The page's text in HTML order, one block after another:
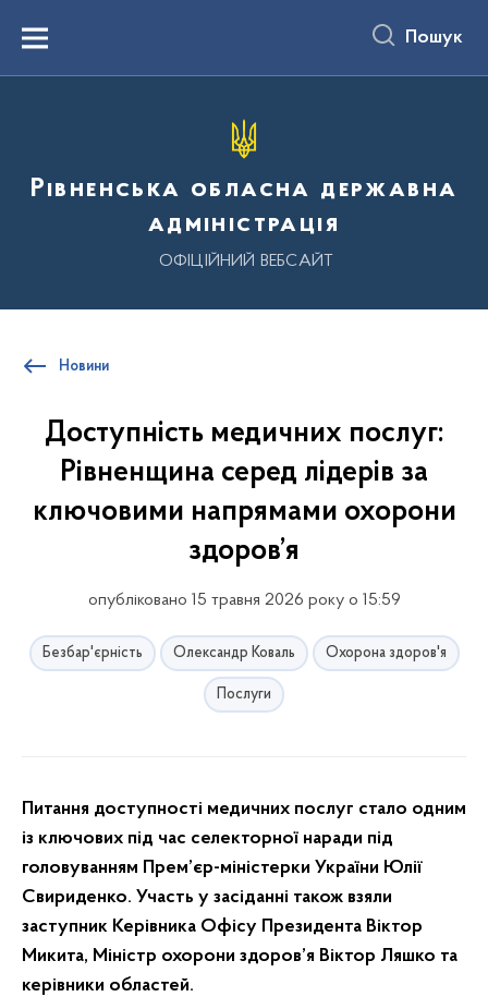
вмістуMenu Пошук
Рівненська обласна державна
адміністрація
ОФІЦІЙНИЙ ВЕБСАЙТ
Новини
Доступність медичних послуг:
Рівненщина серед лідерів за
ключовими напрямами охорони
здоров’я
опубліковано 15 травня 2026 року о 15:59
Безбар'єрність Олександр Коваль Охорона здоров'я
Послуги
Питання доступності медичних послуг стало одним
із ключових під час селекторної наради під
головуванням Прем’єр-міністерки України Юлії
Свириденко. Участь у засіданні також взяли
заступник Керівника Офісу Президента Віктор
Микита, Міністр охорони здоров’я Віктор Ляшко та
керівники областей.